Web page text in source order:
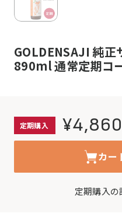
GOLDENSAJI 純
890ml 通常定期コ
定期購入 ¥4,860
カー
定期購入